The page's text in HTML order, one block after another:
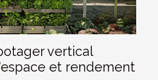
vertical
et rendement